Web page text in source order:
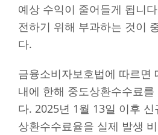
예상 수익이 줄어들게 됩니
전하기 위해 부과하는 것이
다.
금융소비자보호법에 따르면
내에 한해 중도상환수수료
다. 2025년 1월 13일 이후
상환수수료율을 실제 발생